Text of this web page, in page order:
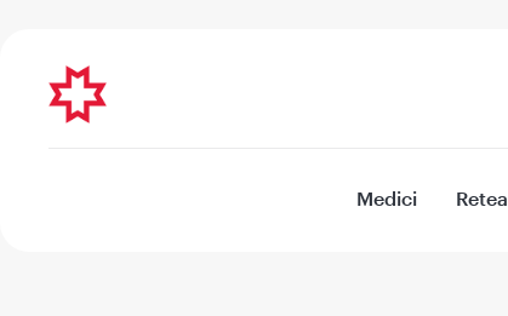
Medici Retea